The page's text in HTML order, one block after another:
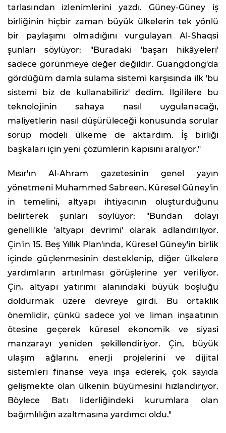
tarlasından izlenimlerini yazdı. Güney-Güney iş
birliğinin hiçbir zaman büyük ülkelerin tek yönlü
bir paylaşımı olmadığını vurgulayan Al-Shaqsi
şunları söylüyor: "Buradaki 'başarı hikâyeleri'
sadece görünmeye değer değildir. Guangdong'da
gördüğüm damla sulama sistemi karşısında ilk 'bu
sistemi biz de kullanabiliriz' dedim. İlgililere bu
teknolojinin sahaya nasıl uygulanacağı,
maliyetlerin nasıl düşürüleceği konusunda sorular
sorup modeli ülkeme de aktardım. İş birliği
başkaları için yeni çözümlerin kapısını aralıyor."
Mısır'ın Al-Ahram gazetesinin genel yayın
yönetmeni Muhammed Sabreen, Küresel Güney'in
in temelini, altyapı ihtiyacının oluşturduğunu
belirterek şunları söylüyor: "Bundan dolayı
genellikle 'altyapı devrimi' olarak adlandırılıyor.
Çin'in 15. Beş Yıllık Plan'ında, Küresel Güney'in birlik
içinde güçlenmesinin desteklenip, diğer ülkelere
yardımların artırılması görüşlerine yer veriliyor.
Çin, altyapı yatırımı alanındaki büyük boşluğu
doldurmak üzere devreye girdi. Bu ortaklık
önemlidir, çünkü sadece yol ve liman inşaatının
ötesine geçerek küresel ekonomik ve siyasi
manzarayı yeniden şekillendiriyor. Çin, büyük
ulaşım ağlarını, enerji projelerini ve dijital
sistemleri finanse veya inşa ederek, çok sayıda
gelişmekte olan ülkenin büyümesini hızlandırıyor.
Böylece Batı liderliğindeki kurumlara olan
bağımlılığın azaltmasına yardımcı oldu."